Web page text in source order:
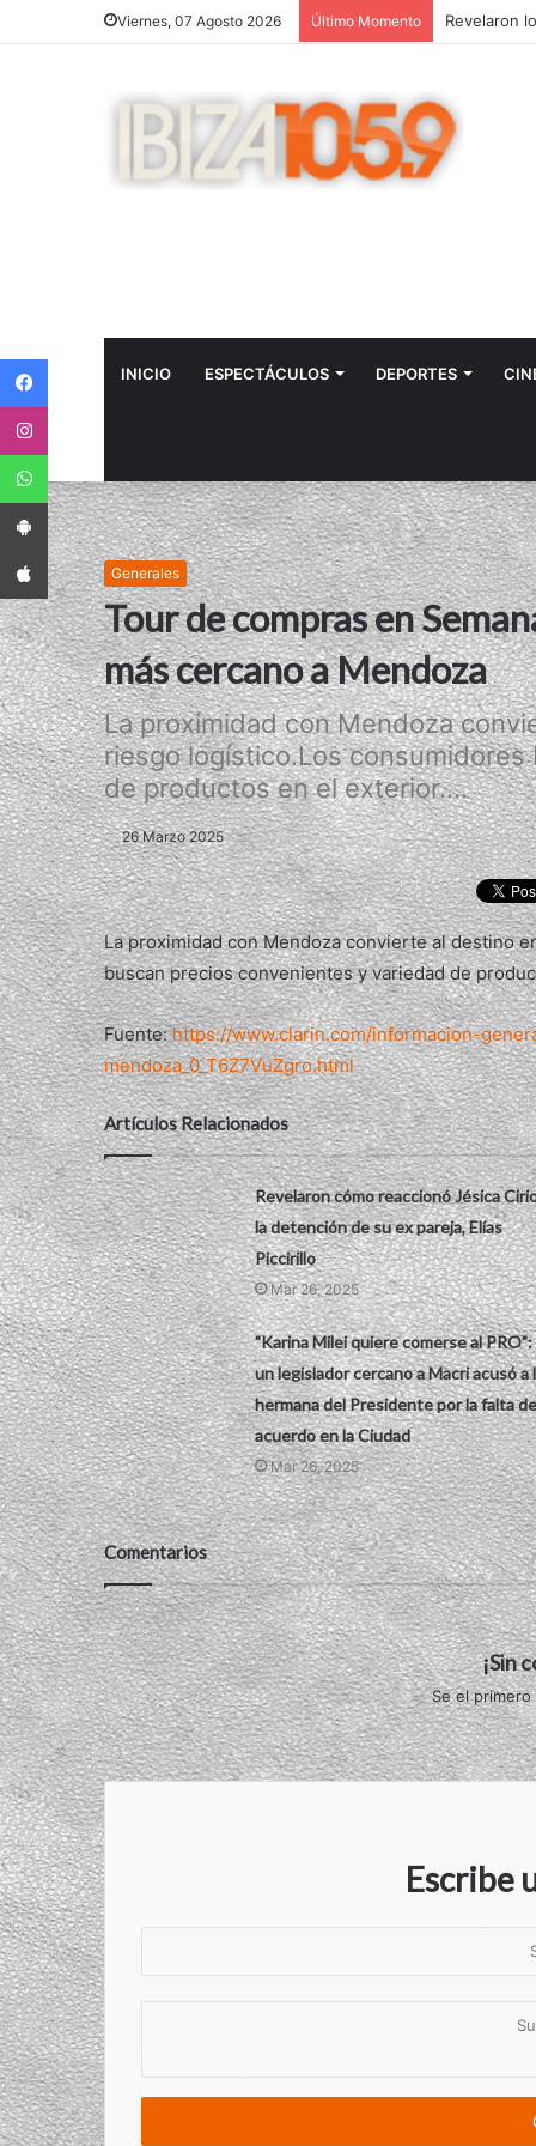
Viernes, 07 Agosto 2026 Último Momento
INICIO ESPECTÁCULOS DEPORTES
Generales
Tour de compras en
más cercano a Mendoza
La proximidad con Mendoza
riesgo logístico.Los
de productos en el exterior....
26 Marzo 2025
La proximidad con Mendoza convierte al destino
buscan precios convenientes y variedad de
Fuente:https://www.clarin.com/informacion-
mendoza_0_T6Z7VuZgro.html
Artículos Relacionados
Revelaron cómo reaccionó Jésica
la detención de su ex pareja, Elías
Piccirillo
Mar 26, 2025
"Karina Milei quiere comerse al PRO":
un legislador cercano a Macri acusó a
hermana del Presidente por la falta de
acuerdo en la Ciudad
Mar 26, 2025
Comentarios
¡Sin
Se el
Escribe
App Android
App iPhone